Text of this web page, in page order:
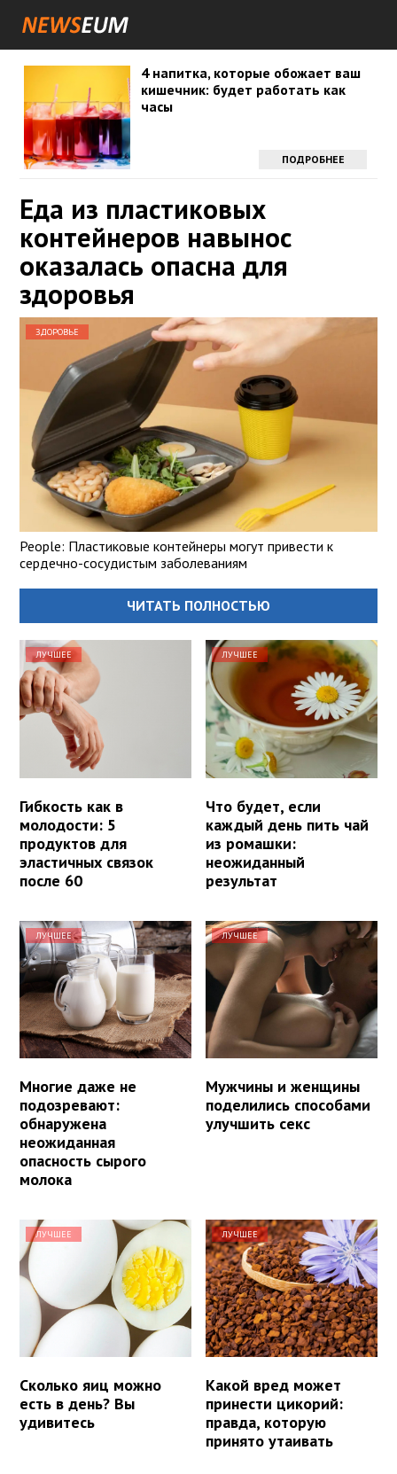
4 напитка, которые обожает ваш
кишечник: будет работать как
часы
ПОДРОБНЕЕ
Еда из пластиковых
контейнеров навынос
оказалась опасна для
здоровья
ЗДОРОВЬЕ
People: Пластиковые контейнеры могут привести к
сердечно-сосудистым заболеваниям
ЧИТАТЬ ПОЛНОСТЬЮ
ЛУЧШЕЕ
Гибкость как в
молодости: 5
продуктов для
эластичных связок
после 60
ЛУЧШЕЕ
Что будет, если
каждый день пить чай
из ромашки:
неожиданный
результат
ЛУЧШЕЕ
Многие даже не
подозревают:
обнаружена
неожиданная
опасность сырого
молока
ЛУЧШЕЕ
Мужчины и женщины
поделились способами
улучшить секс
ЛУЧШЕЕ
Сколько яиц можно
есть в день? Вы
удивитесь
ЛУЧШЕЕ
Какой вред может
принести цикорий:
правда, которую
принято утаивать